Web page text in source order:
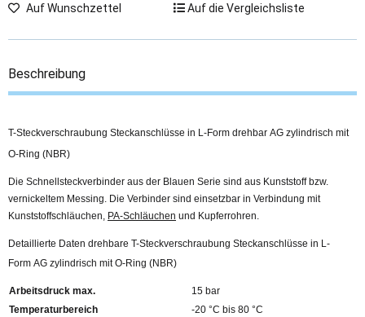
Auf Wunschzettel Auf die Vergleichsliste
Beschreibung
T-Steckverschraubung Steckanschlüsse in L-Form drehbar AG zylindrisch mit
O-Ring (NBR)
Die Schnellsteckverbinder aus der Blauen Serie sind aus Kunststoff bzw.
vernickeltem Messing. Die Verbinder sind einsetzbar in Verbindung mit
Kunststoffschläuchen, PA-Schläuchen und Kupferrohren.
Detaillierte Daten drehbare T-Steckverschraubung Steckanschlüsse in L-
Form AG zylindrisch mit O-Ring (NBR)
Arbeitsdruck max.
15 bar
Temperaturbereich
-20 °C bis 80 °C